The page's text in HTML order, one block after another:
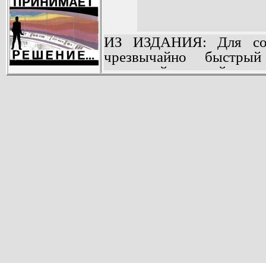
ИЗ ИЗДАНИЯ: Для
чрезвычайно
вершиной которой